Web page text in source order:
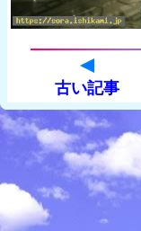
古い記事